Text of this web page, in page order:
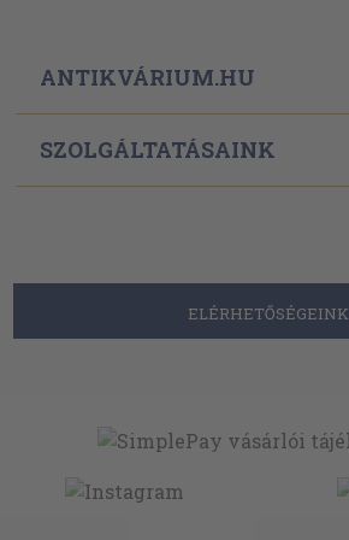
ANTIKVÁRIUM.HU
SZOLGÁLTATÁSAINK
ELÉRHETŐSÉGEINK